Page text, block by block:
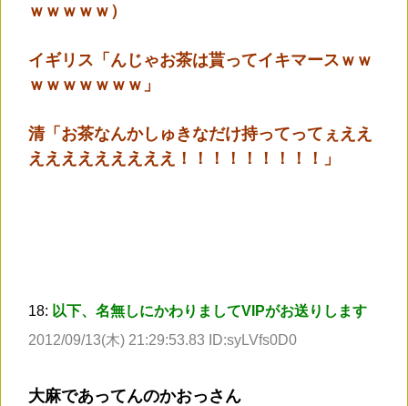
ｗｗｗｗｗ）
イギリス「んじゃお茶は貰ってイキマースｗｗ
ｗｗｗｗｗｗｗ」
清「お茶なんかしゅきなだけ持ってってぇええ
えええええええええ！！！！！！！！！」
18: 以下、名無しにかわりましてVIPがお送りします
2012/09/13(木) 21:29:53.83 ID:syLVfs0D0
大麻であってんのかおっさん